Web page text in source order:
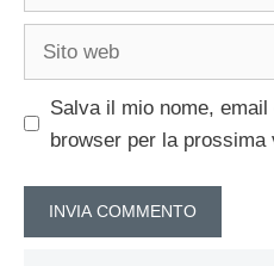
Salva il mio nome,
browser per la prossima